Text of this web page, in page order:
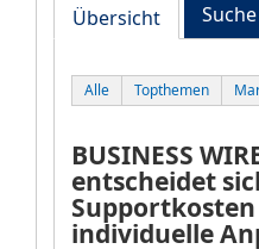
Übersicht Suche
Alle Topthemen
BUSINESS
entscheidet
individuelle